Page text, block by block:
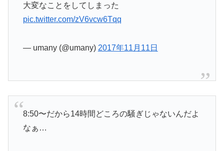
大変なことをしてしまった
pic.twitter.com/zV6vcw6Tqq
— umany (@umany) 2017年11月11日
8:50〜だから14時間どころの騒ぎじゃないんだよ
なぁ…